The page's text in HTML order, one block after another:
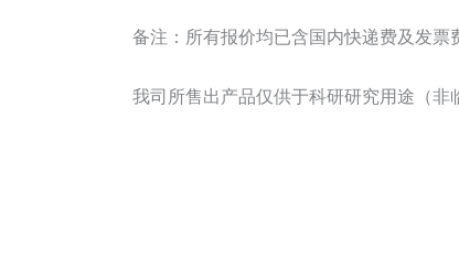
备注：所有报价均已含国内快递费及发票
我司所售出产品仅供于科研研究用途（